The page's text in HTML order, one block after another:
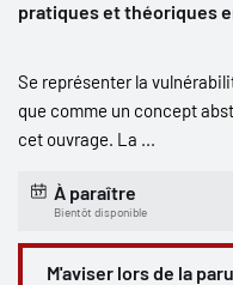
pratiques et théoriques
Se représenter la
que comme un concept
cet ouvrage. La ...
À paraître
Bientôt disponible
M'aviser lors de la